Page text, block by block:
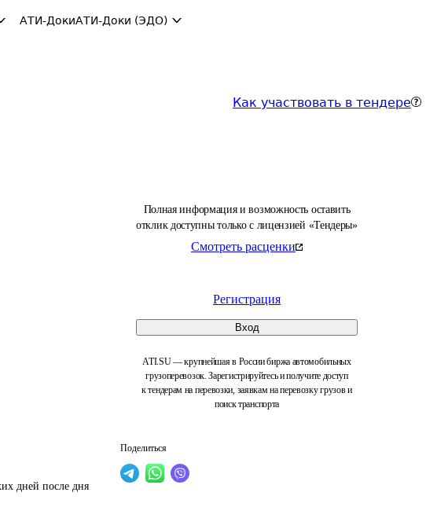
АТИ-ДокиАТИ-Доки (ЭДО)
Как участвовать в тендере
Полная информация и возможность оставить
отклик доступны только с лицензией «Тендеры»
Смотреть расценки
Регистрация
Вход
ATI.SU — крупнейшая в России биржа автомобильных
грузоперевозок. Зарегистрируйтесь и получите доступ
к тендерам на перевозки, заявкам на перевозку грузов и
поиск транспорта
Поделиться
дней после дня